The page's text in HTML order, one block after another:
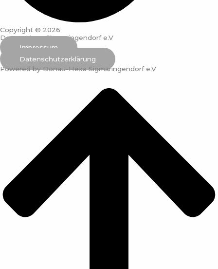
Copyright © 2026
Donau-Hexa Sigmaringendorf e.V
Impressum
Datenschutzerklärung
Powered by Donau-Hexa Sigmaringendorf e.V